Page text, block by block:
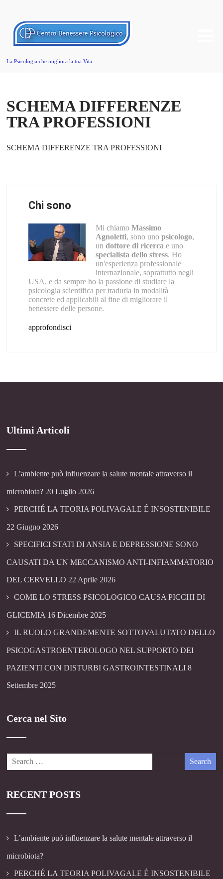
La Psicologia che migliora la tua Vita
SCHEMA DIFFERENZE
TRA PROFESSIONI
SCHEMA DIFFERENZE TRA PROFESSIONI
Chi sono
Mi chiamo Massimo
Agnoletti, sono uno psicologo,
un dottore di ricerca e uno
specialista dello stress. Ho
un'esperienza professionale
internazionale, soprattutto negli
USA, e da sempre ho la passione di studiare la
psicologia scientifica per tradurla in modalità
concrete ed applicabili al fine di migliorare il
benessere delle persone.
approfondisci
Ultimi Articoli
L’ambiente può influenzare la salute mentale attraverso il
microbiota? 20 Luglio 2026
PERCHÉ LA TEORIA POLIVAGALE É INSOSTENIBILE
22 Giugno 2026
SPECIFICI STATI DI ANSIA E DEPRESSIONE SONO
CAUSATI DA UN MECCANISMO ANTI-INFIAMMATORIO
DEL CERVELLO 22 Aprile 2026
COME LO STRESS PSICOLOGICO CAUSA PICCHI DI
GLICEMIA 16 Dicembre 2025
IL RUOLO GRANDEMENTE SOTTOVALUTATO DELLO
PSICOGASTROENTEROLOGO NEL SUPPORTO DEI
PAZIENTI CON DISTURBI GASTROINTESTINALI 8
Settembre 2025
Cerca nel Sito
RECENT POSTS
L’ambiente può influenzare la salute mentale attraverso il
microbiota?
PERCHÉ LA TEORIA POLIVAGALE É INSOSTENIBILE